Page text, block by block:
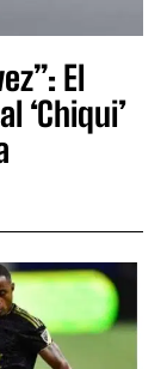
El
‘Chiqui’